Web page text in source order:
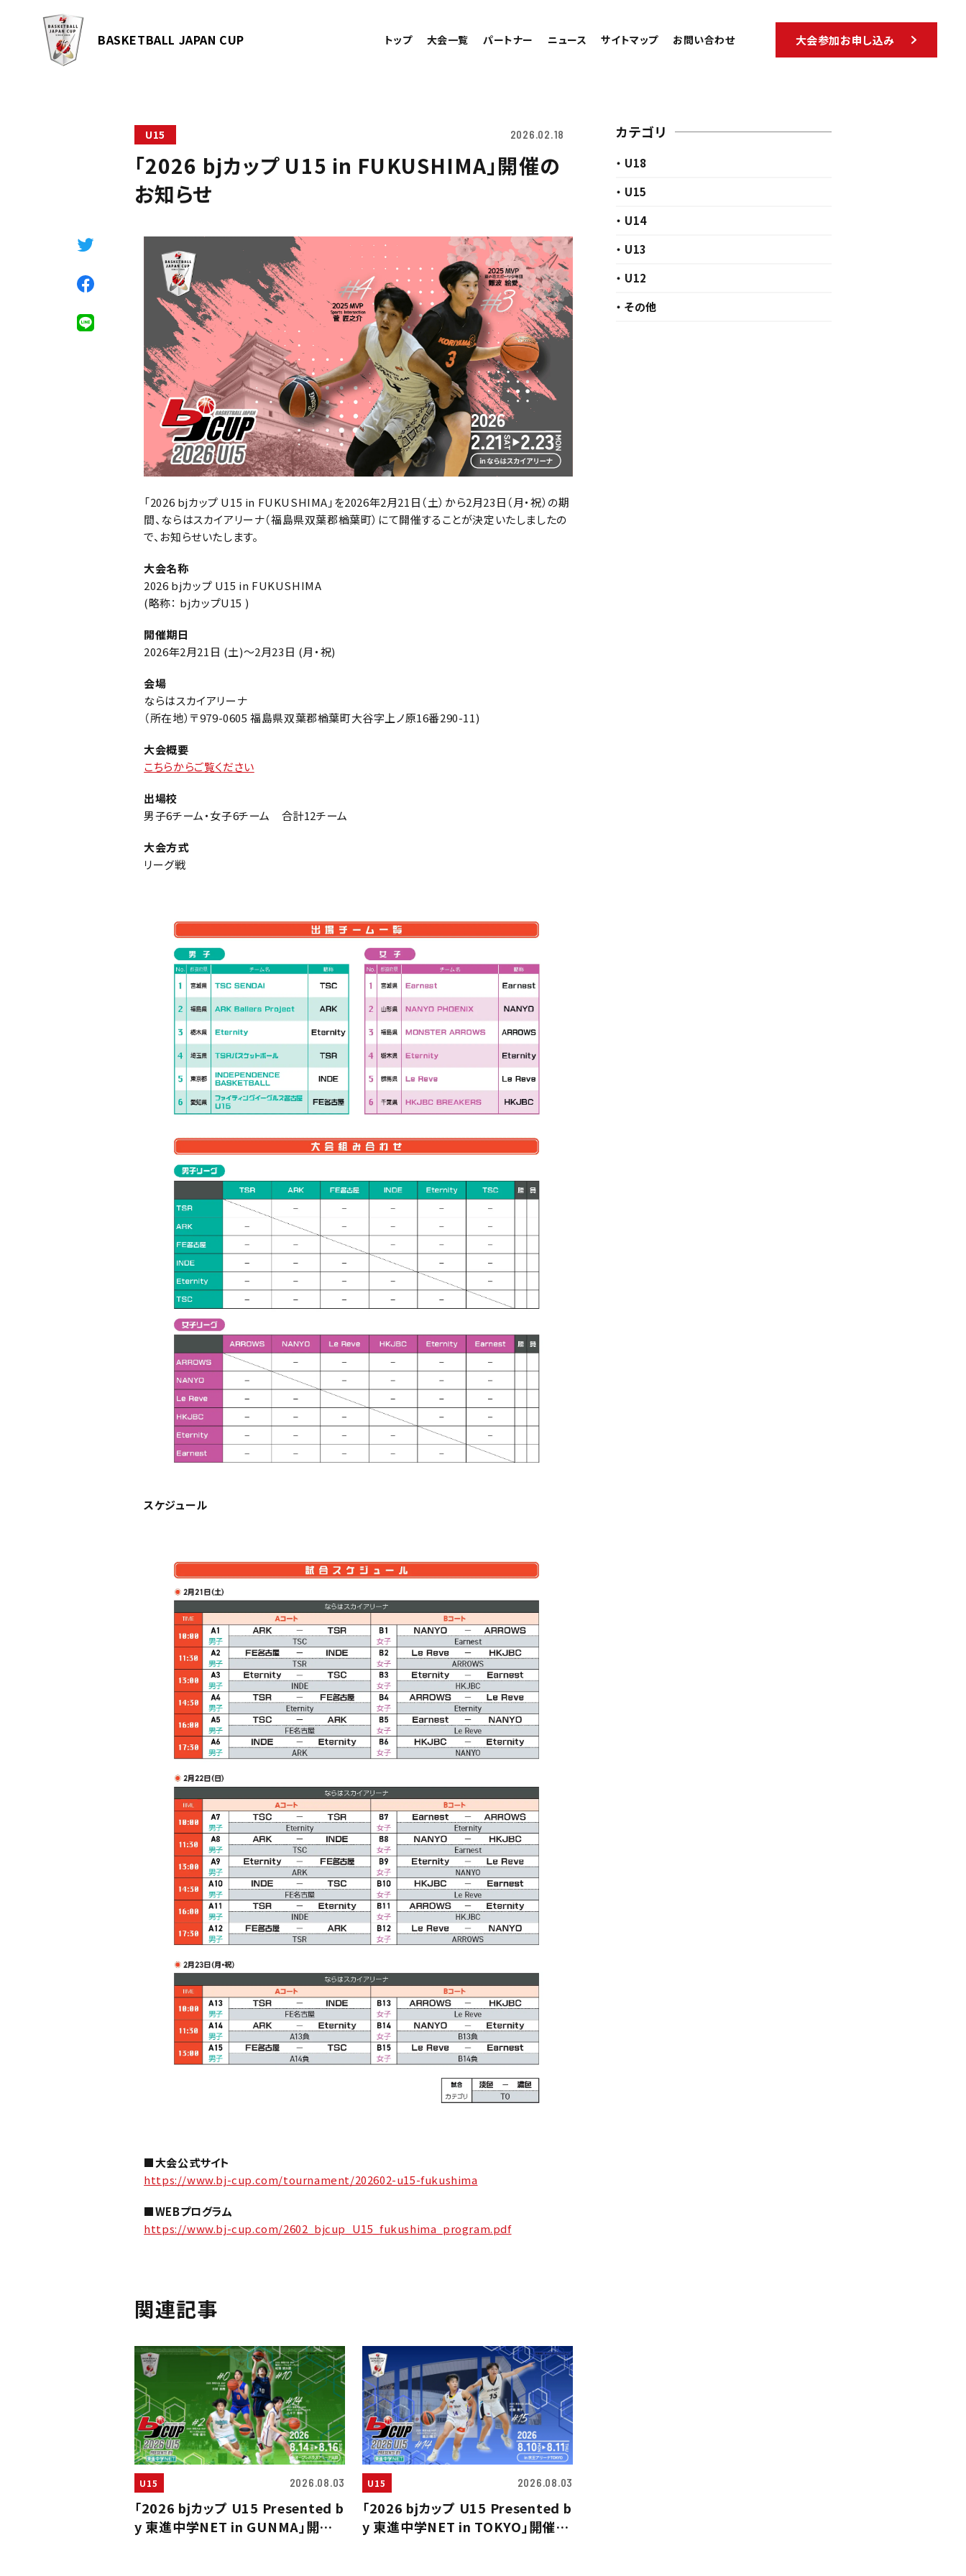
BASKETBALL JAPAN CUP トップ 大会一覧 パートナー ニュース サイトマップ お問い合わせ 大会参加お申し込み
U15 2026.02.18
「2026 bjカップ U15 in FUKUSHIMA」開催の
お知らせ
「2026 bjカップ U15 in FUKUSHIMA」を2026年2月21日（土）から2月23日（月・祝）の期
間、ならはスカイアリーナ（福島県双葉郡楢葉町）にて開催することが決定いたしましたの
で、お知らせいたします。
大会名称
2026 bjカップ U15 in FUKUSHIMA
(略称： bjカップU15 )
開催期日
2026年2月21日 (土)～2月23日 (月・祝)
会場
ならはスカイアリーナ
（所在地）〒979-0605 福島県双葉郡楢葉町大谷字上ノ原16番290-11)
大会概要
こちらからご覧ください
出場校
男子6チーム・女子6チーム 合計12チーム
大会方式
リーグ戦
スケジュール
■大会公式サイト
https://www.bj-cup.com/tournament/202602-u15-fukushima
■WEBプログラム
https://www.bj-cup.com/2602_bjcup_U15_fukushima_program.pdf
関連記事
U15 2026.08.03
「2026 bjカップ U15 Presented b
y 東進中学NET in GUNMA」開催
U15 2026.08.03
「2026 bjカップ U15 Presented b
y 東進中学NET in TOKYO」開催の
カテゴリ
・ U18
・ U15
・ U14
・ U13
・ U12
・ その他